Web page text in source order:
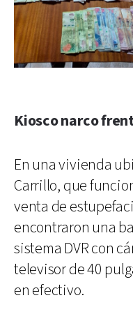
Kiosco narco
En una vivienda
Carrillo, que
venta de
encontraron una
sistema DVR con
televisor de 40
en efectivo.